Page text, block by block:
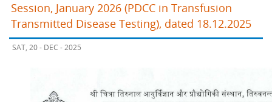
Session, January 2026 (PDCC in Transfusion
Transmitted Disease Testing), dated 18.12.2025
SAT, 20 - DEC - 2025